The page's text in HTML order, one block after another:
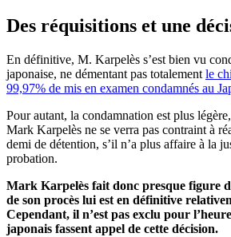
Des réquisitions et une
En définitive, M. Karpelès s’est bien vu
japonaise, ne démentant pas totalement le
99,97% de mis en examen condamnés au
Pour autant, la condamnation est plus
Mark Karpelès ne se verra pas contraint à
demi de détention, s’il n’a plus affaire à la
probation.
Mark Karpelès fait donc presque figure
de son procès lui est en définitive
Cependant, il n’est pas exclu pour
japonais fassent appel de cette décision.